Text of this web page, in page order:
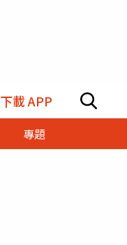
下載 APP
專題